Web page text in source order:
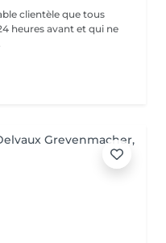
clientèle que tous
heures avant et qui ne